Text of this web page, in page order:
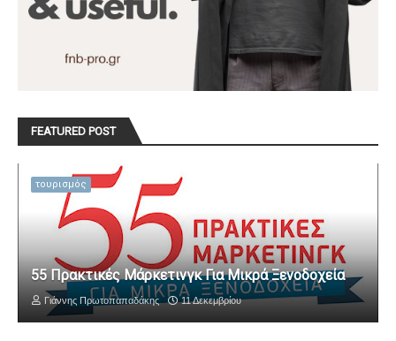
FEATURED POST
τουρισμός
55 Πρακτικές Μάρκετινγκ Για Μικρά Ξενοδοχεία
Γιάννης Πρωτοπαπαδάκης 11 Δεκεμβρίου